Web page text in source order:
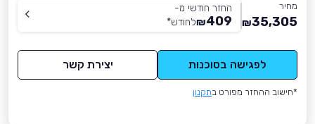
מחיר
35,305
₪
החזר חודשי מ-
409
₪לחודש*
לפגישה בסוכנות יצירת קשר
*חישוב ההחזר מפורט בתקנון